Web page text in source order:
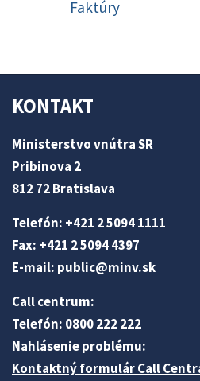
Faktúry
KONTAKT
Ministerstvo vnútra SR
Pribinova 2
812 72 Bratislava
Telefón: +421 2 5094 1111
Fax: +421 2 5094 4397
E-mail: public@minv.sk
Call centrum:
Telefón: 0800 222 222
Nahlásenie problému:
Kontaktný formulár Call Centra